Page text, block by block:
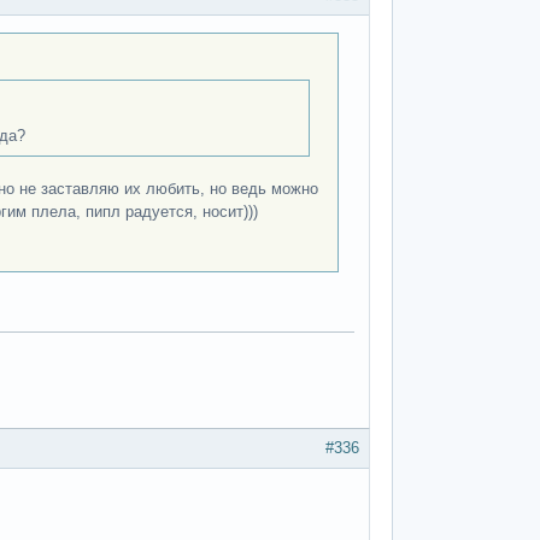
не заставляю их любить, но ведь можно
плела, пипл радуется, носит)))
#336